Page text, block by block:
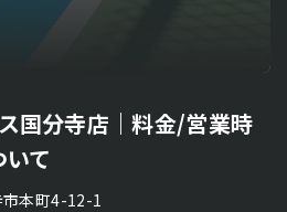
国分寺店｜料金/営業時
て
本町4-12-1
ルコーチ【星 森人】の
東北出張対応
Series （DUPR
日程・会場・参加方法
ルボール大会情報】
チ特別イベント／ 戦術
判定セッション｜日
金【ピックルボールイ
ルサークル【福山ピック
デミー】メンバー募集
アリーナふくやま、他